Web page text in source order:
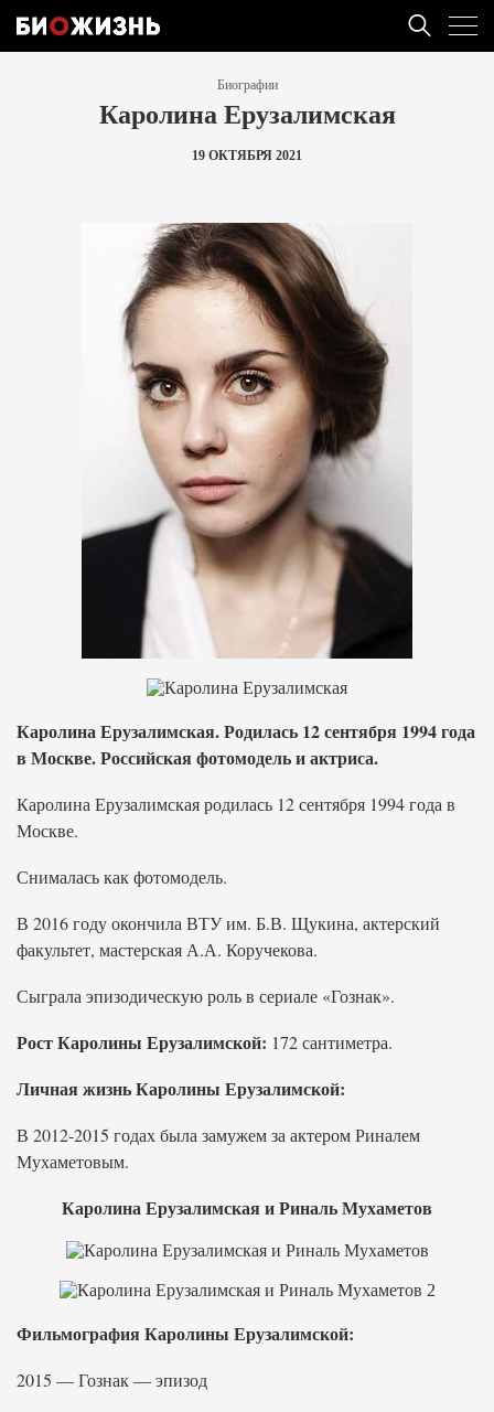
Биографии
Каролина Ерузалимская
19 ОКТЯБРЯ 2021
Каролина Ерузалимская. Родилась 12 сентября 1994 года
в Москве. Российская фотомодель и актриса.
Каролина Ерузалимская родилась 12 сентября 1994 года в
Москве.
Снималась как фотомодель.
В 2016 году окончила ВТУ им. Б.В. Щукина, актерский
факультет, мастерская А.А. Коручекова.
Сыграла эпизодическую роль в сериале «Гознак».
Рост Каролины Ерузалимской: 172 сантиметра.
Личная жизнь Каролины Ерузалимской:
В 2012-2015 годах была замужем за актером Риналем
Мухаметовым.
Каролина Ерузалимская и Риналь Мухаметов
Фильмография Каролины Ерузалимской:
2015 — Гознак — эпизод